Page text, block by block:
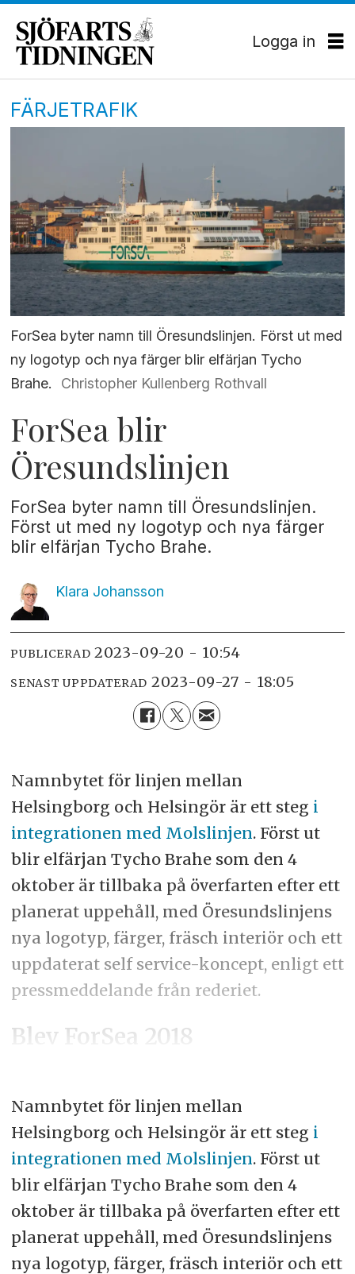
Logga in
FÄRJETRAFIK
ForSea byter namn till Öresundslinjen. Först ut med
ny logotyp och nya färger blir elfärjan Tycho
Brahe.
Christopher Kullenberg Rothvall
ForSea blir
Öresundslinjen
ForSea byter namn till Öresundslinjen.
Först ut med ny logotyp och nya färger
blir elfärjan Tycho Brahe.
Klara Johansson
PUBLICERAD 2023-09-20 - 10:54
SENAST UPPDATERAD 2023-09-27 - 18:05
Namnbytet för linjen mellan
Helsingborg och Helsingör är ett steg i
integrationen med Molslinjen. Först ut
blir elfärjan Tycho Brahe som den 4
oktober är tillbaka på överfarten efter ett
planerat uppehåll, med Öresundslinjens
nya logotyp, färger, fräsch interiör och ett
uppdaterat self service-koncept, enligt ett
pressmeddelande från rederiet.
Blev ForSea 2018
Namnbytet för linjen mellan
Helsingborg och Helsingör är ett steg i
integrationen med Molslinjen. Först ut
blir elfärjan Tycho Brahe som den 4
oktober är tillbaka på överfarten efter ett
planerat uppehåll, med Öresundslinjens
nya logotyp, färger, fräsch interiör och ett